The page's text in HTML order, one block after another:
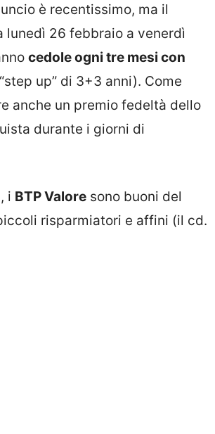
è recentissimo, ma il
lunedì 26 febbraio a venerdì
cedole ogni tre mesi con
up” di 3+3 anni). Come
anche un premio fedeltà dello
durante i giorni di
i BTP Valore sono buoni del
risparmiatori e affini (il cd.